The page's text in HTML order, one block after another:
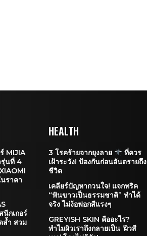
MIJIA
รุ่นที่ 4
ราคา
นีกเกอร์
ล้ำ สวม
HEALTH
3 โรคร้ายจากยุงลาย
ที่ควร
เฝ้าระวัง! ป้องกันก่อนอันตรายถึง
ชีวิต
เคลียร์ปัญหากวนใจ! แจกทริค
“ฟันขาวเป็นธรรมชาติ” ทำได้
จริง ไม่ง้อฟอกสีแรงๆ
GREYISH SKIN คืออะไร?
ทำไมผิวเราถึงกลายเป็น ‘ผิวสี